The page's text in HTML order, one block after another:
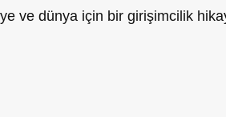
ve dünya için bir girişimcilik